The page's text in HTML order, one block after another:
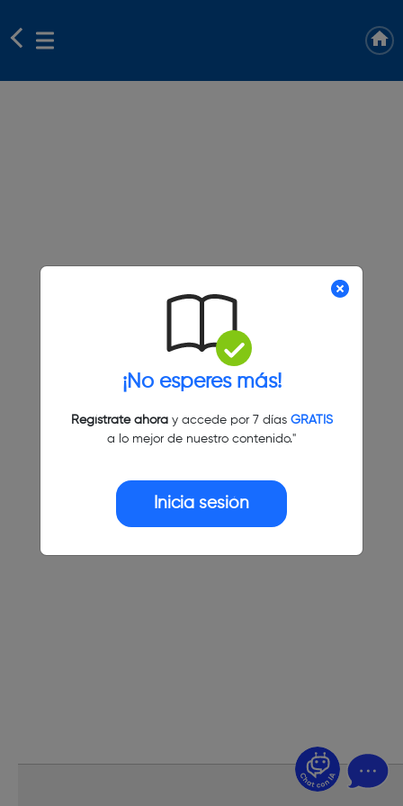
¡No esperes más!
Regístrate ahoray accede por 7 días GRATIS
a lo mejor de nuestro contenido."
Inicia sesión